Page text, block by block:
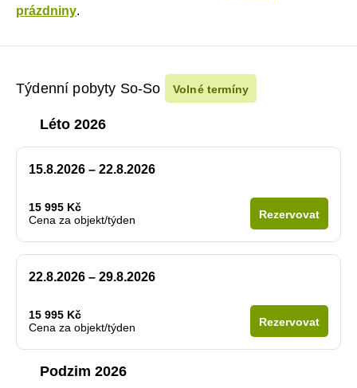
prázdniny.
Týdenní pobyty So-So Volné termíny
Léto 2026
15.8.2026 – 22.8.2026
15 995 Kč
Cena za objekt/týden
Rezervovat
22.8.2026 – 29.8.2026
15 995 Kč
Cena za objekt/týden
Rezervovat
Podzim 2026